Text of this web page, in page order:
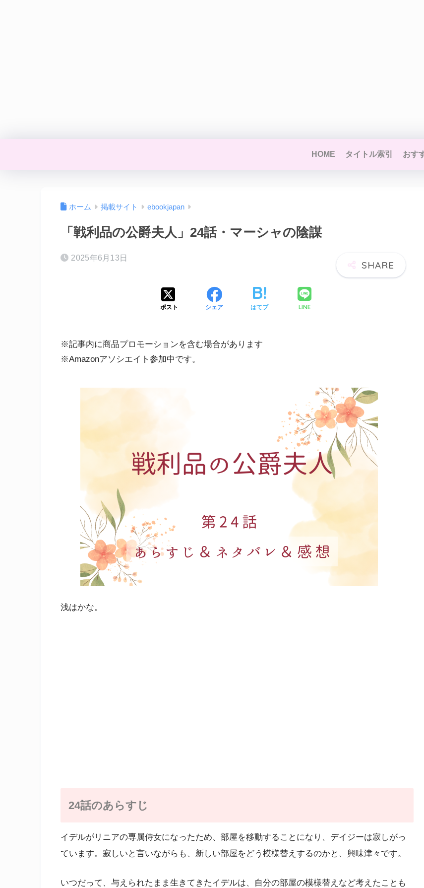
HOME タイトル索引 おす
ホーム 掲載サイト ebookjapan
「戦利品の公爵夫人」24話・マーシャの陰謀
2025年6月13日
ポスト シェア はてブ LINE
※記事内に商品プロモーションを含む場合があります
※Amazonアソシエイト参加中です。
浅はかな。
24話のあらすじ
イデルがリニアの専属侍女になったため、部屋を移動することになり、デイジーは寂しがっ
ています。寂しいと言いながらも、新しい部屋をどう模様替えするのかと、興味津々です。
いつだって、与えられたまま生きてきたイデルは、自分の部屋の模様替えなど考えたことも